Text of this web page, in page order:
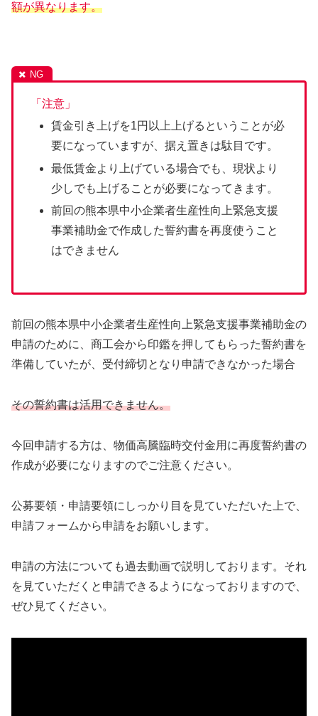
額が異なります。
「注意」
賃金引き上げを1円以上上げるということが必
要になっていますが、据え置きは駄目です。
最低賃金より上げている場合でも、現状より
少しでも上げることが必要になってきます。
前回の熊本県中小企業者生産性向上緊急支援
事業補助金で作成した誓約書を再度使うこと
はできません
前回の熊本県中小企業者生産性向上緊急支援事業補助金の
申請のために、商工会から印鑑を押してもらった誓約書を
準備していたが、受付締切となり申請できなかった場合
その誓約書は活用できません。
今回申請する方は、物価高騰臨時交付金用に再度誓約書の
作成が必要になりますのでご注意ください。
公募要領・申請要領にしっかり目を見ていただいた上で、
申請フォームから申請をお願いします。
申請の方法についても過去動画で説明しております。それ
を見ていただくと申請できるようになっておりますので、
ぜひ見てください。